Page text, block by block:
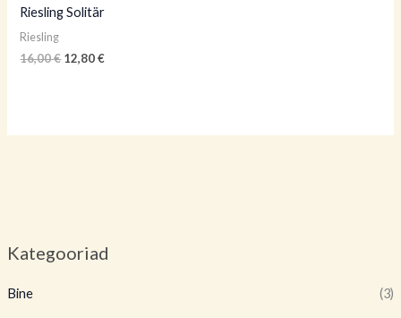
Kategooriad
Bine (3)
Riesling Solitär
Riesling
16,00€ 12,80€